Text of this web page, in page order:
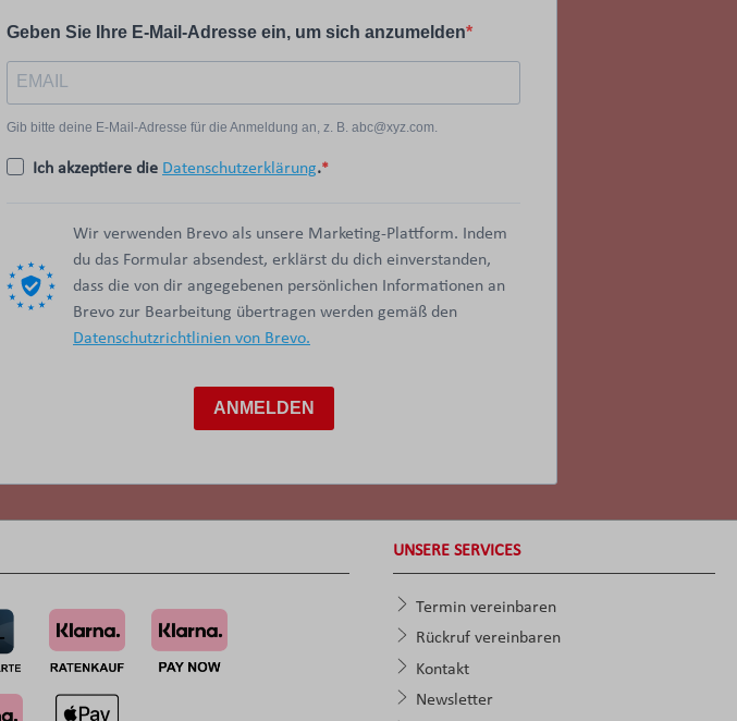
Geben Sie Ihre E-Mail-Adresse ein, um sich anzumelden
Gib bitte deine E-Mail-Adresse für die Anmeldung an, z. B. abc@xyz.com.
Ich akzeptiere die Datenschutzerklärung.
Wir verwenden Brevo als unsere Marketing-Plattform. Indem
du das Formular absendest, erklärst du dich einverstanden,
dass die von dir angegebenen persönlichen Informationen an
Brevo zur Bearbeitung übertragen werden gemäß den
Datenschutzrichtlinien von Brevo.
ANMELDEN
UNSERE SERVICES
Termin vereinbaren
Rückruf vereinbaren
Kontakt
Newsletter